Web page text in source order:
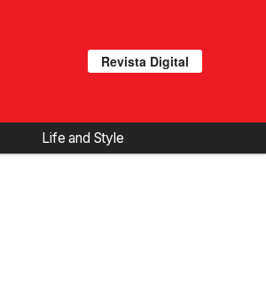
Revista Digital
Life and Style